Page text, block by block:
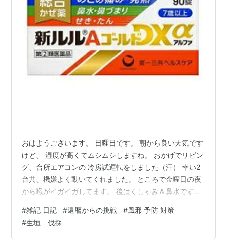
おはようございます。 日曜日です。 朝から良い天気です
けど、 湿度が高くてムシムシしますね。 おかげでリビン
グ、台所エアコンの 冷房試運転をしました（汗） 幸い2
台共、機嫌よく動いてくれました。 ところで金曜日の夜
から喉がイガイガしてます。 後はくしゃみ＆鼻水です。
が、 少し良くなった感じで、微妙にしんどい感じです。
しかし生垣の成長は待ってくれませんので、 奥さん職場
#雑記 日記 #還暦からの挑戦 #風邪 予防 対策
#生垣 伐採